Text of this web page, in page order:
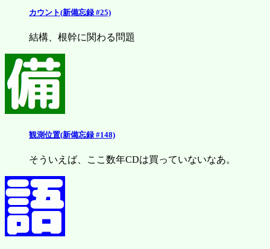
カウント(新備忘録 #25)
結構、根幹に関わる問題
観測位置(新備忘録 #148)
そういえば、ここ数年CDは買っていないなあ。